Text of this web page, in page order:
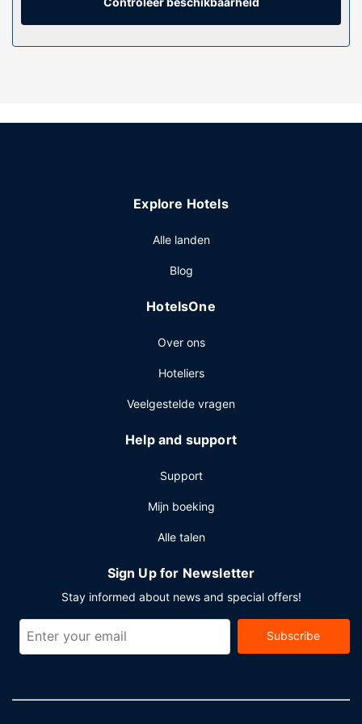
Algemene voorziening
wifi, een bankethal en een automaat.
businesscentrum, een stomerij/wasserijservice en een 24-
Explore Hotels
Alle landen
Blog
HotelsOne
Over ons
Hoteliers
Veelgestelde vragen
Help and support
Support
Mijn boeking
Alle talen
Sign Up for Newsletter
Stay informed about news and special offers!
Subscribe